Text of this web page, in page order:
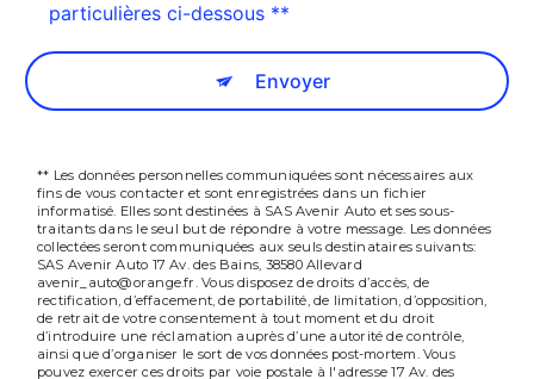
particulières ci-dessous **
Envoyer
** Les données personnelles communiquées sont nécessaires aux
fins de vous contacter et sont enregistrées dans un fichier
informatisé. Elles sont destinées à SAS Avenir Auto et ses sous-
traitants dans le seul but de répondre à votre message. Les données
collectées seront communiquées aux seuls destinataires suivants:
SAS Avenir Auto 17 Av. des Bains, 38580 Allevard
avenir_auto@orange.fr. Vous disposez de droits d’accès, de
rectification, d’effacement, de portabilité, de limitation, d’opposition,
de retrait de votre consentement à tout moment et du droit
d’introduire une réclamation auprès d’une autorité de contrôle,
ainsi que d’organiser le sort de vos données post-mortem. Vous
pouvez exercer ces droits par voie postale à l'adresse 17 Av. des